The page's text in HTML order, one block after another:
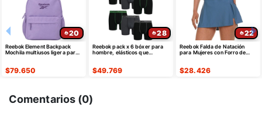
20
Reebok Element Backpack
Mochila multiusos ligera para
$79.650
28
Reebok pack x 6 bóxer para
hombre, elásticos que
$49.769
22
Reebok Falda de Natación
para Mujeres con Forro de
$28.426
Comentarios (0)